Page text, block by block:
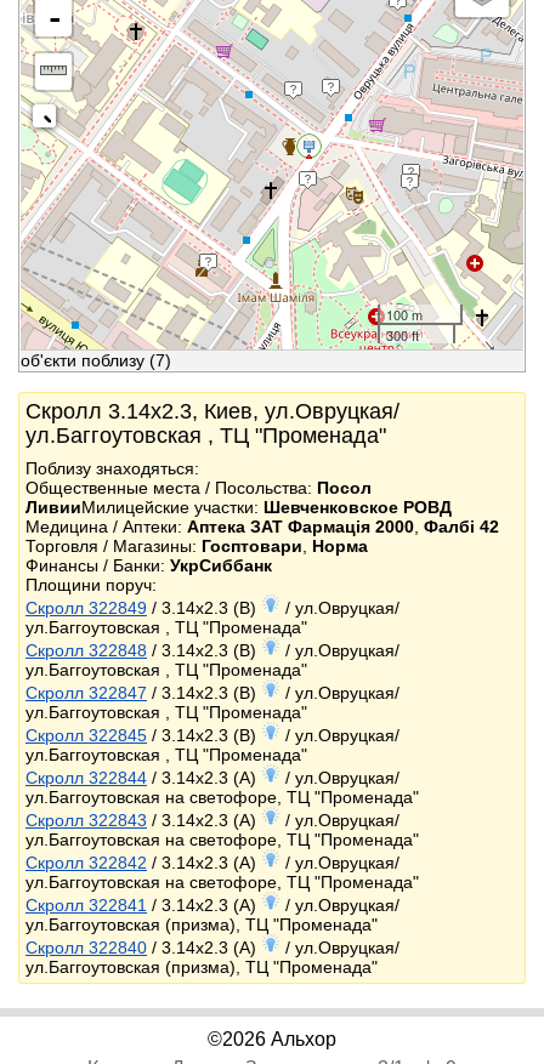
-
100 m
300 ft
об'єкти поблизу (7)
Скролл 3.14x2.3, Киев, ул.Овруцкая/
ул.Баггоутовская , ТЦ "Променада"
Поблизу знаходяться:
Общественные места / Посольства: Посол
ЛивииМилицейские участки: Шевченковское РОВД
Медицина / Аптеки: Аптека ЗАТ Фармація 2000 Фалбі 42
Торговля / Магазины: Госптовари
Норма
Финансы / Банки: УкрСиббанк
Площини поруч:
Скролл 322849 / 3.14x2.3 (B)
/ ул.Овруцкая/
ул.Баггоутовская , ТЦ "Променада"
Скролл 322848 / 3.14x2.3 (B)
/ ул.Овруцкая/
ул.Баггоутовская , ТЦ "Променада"
Скролл 322847 / 3.14x2.3 (B)
/ ул.Овруцкая/
ул.Баггоутовская , ТЦ "Променада"
Скролл 322845 / 3.14x2.3 (B)
/ ул.Овруцкая/
ул.Баггоутовская , ТЦ "Променада"
Скролл 322844 / 3.14x2.3 (A)
/ ул.Овруцкая/
ул.Баггоутовская на светофоре, ТЦ "Променада"
Скролл 322843 / 3.14x2.3 (A)
/ ул.Овруцкая/
ул.Баггоутовская на светофоре, ТЦ "Променада"
Скролл 322842 / 3.14x2.3 (A)
/ ул.Овруцкая/
ул.Баггоутовская на светофоре, ТЦ "Променада"
Скролл 322841 / 3.14x2.3 (A)
/ ул.Овруцкая/
ул.Баггоутовская (призма), ТЦ "Променада"
Скролл 322840 / 3.14x2.3 (A)
/ ул.Овруцкая/
ул.Баггоутовская (призма), ТЦ "Променада"
©2026 Альхор